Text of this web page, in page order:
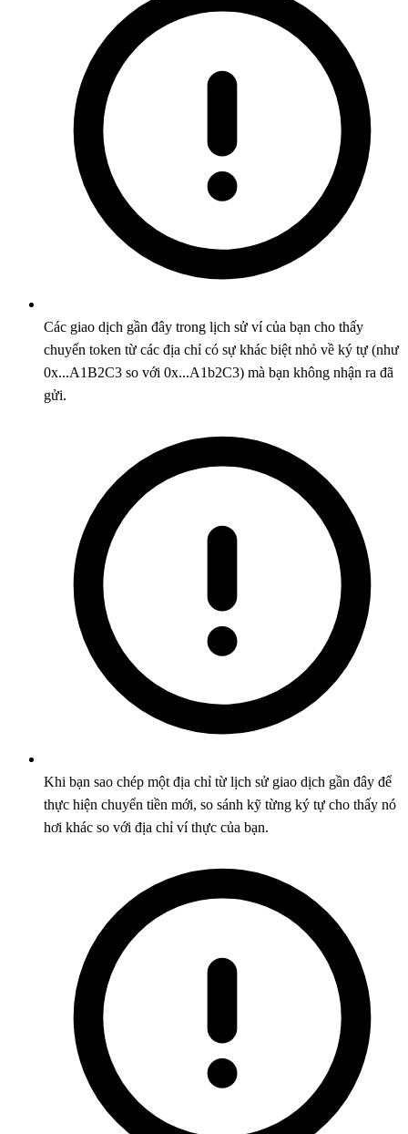
Các giao dịch gần đây trong lịch sử ví của bạn cho thấy
chuyển token từ các địa chỉ có sự khác biệt nhỏ về ký tự (như
0x...A1B2C3 so với 0x...A1b2C3) mà bạn không nhận ra đã
gửi.
Khi bạn sao chép một địa chỉ từ lịch sử giao dịch gần đây để
thực hiện chuyển tiền mới, so sánh kỹ từng ký tự cho thấy nó
hơi khác so với địa chỉ ví thực của bạn.